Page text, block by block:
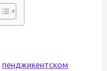
пенджикентском